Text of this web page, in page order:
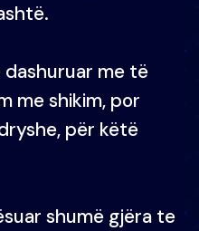
dashuruar me të
me shikim, por
për këtë
shumë gjëra te